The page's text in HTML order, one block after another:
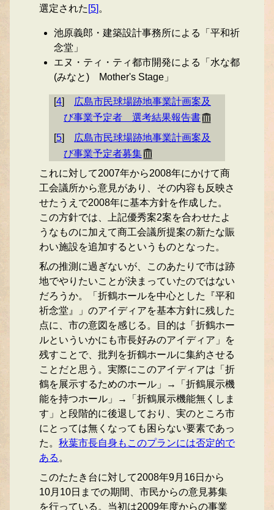
選定された [5]。
池原義郎・建築設計事務所による「平和祈
念堂」
エヌ・ティ・ティ都市開発による「水な都
(みなと) Mother's Stage」
[4]
広島市民球場跡地事業計画案及
び事業予定者 選考結果報告書
[5]
広島市民球場跡地事業計画案及
び事業予定者募集
これに対して2007年から2008年にかけて商
工会議所から意見があり、その内容も反映さ
せたうえで2008年に基本方針を作成した。
この方針では、上記優秀案2案を合わせたよ
うなものに加えて商工会議所提案の新たな賑
わい施設を追加するというものとなった。
私の推測に過ぎないが、このあたりで市は跡
地でやりたいことが決まっていたのではない
だろうか。「折鶴ホールを中心とした『平和
祈念堂』」のアイディアを基本方針に残した
点に、市の意図を感じる。目的は「折鶴ホー
ルといういかにも市長好みのアイディア」を
残すことで、批判を折鶴ホールに集約させる
ことだと思う。実際にこのアイディアは「折
鶴を展示するためのホール」→「折鶴展示機
能を持つホール」→「折鶴展示機能無くしま
す」と段階的に後退しており、実のところ市
にとっては無くなっても困らない要素であっ
た。 秋葉市長自身もこのプランには否定的で
ある 。
このたたき台に対して2008年9月16日から
10月10日までの期間、市民からの意見募集
を行っている。当初は2009年度からの事業